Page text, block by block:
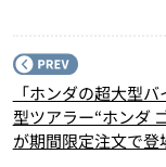
「ホンダの超大型
型ツアラー“ホンダ
が期間限定注文で登